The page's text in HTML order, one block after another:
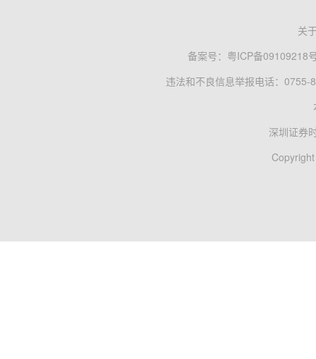
关
备案号： 粤ICP备09109218
违法和不良信息举报电话：0755-
深圳证券